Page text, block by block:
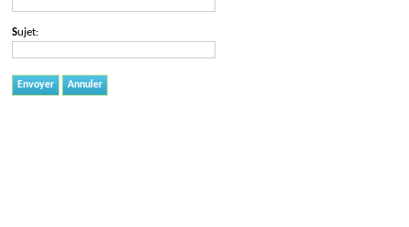
Sujet:
Envoyer Annuler